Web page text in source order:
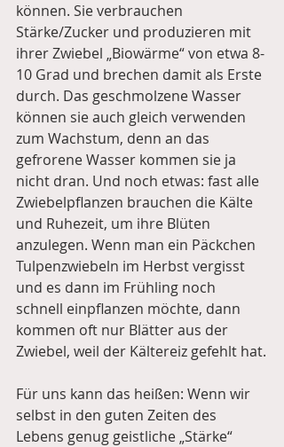
können. Sie verbrauchen
Stärke/Zucker und produzieren mit
ihrer Zwiebel „Biowärme“ von etwa 8-
10 Grad und brechen damit als Erste
durch. Das geschmolzene Wasser
können sie auch gleich verwenden
zum Wachstum, denn an das
gefrorene Wasser kommen sie ja
nicht dran. Und noch etwas: fast alle
Zwiebelpflanzen brauchen die Kälte
und Ruhezeit, um ihre Blüten
anzulegen. Wenn man ein Päckchen
Tulpenzwiebeln im Herbst vergisst
und es dann im Frühling noch
schnell einpflanzen möchte, dann
kommen oft nur Blätter aus der
Zwiebel, weil der Kältereiz gefehlt hat.
Für uns kann das heißen: Wenn wir
selbst in den guten Zeiten des
Lebens genug geistliche „Stärke“